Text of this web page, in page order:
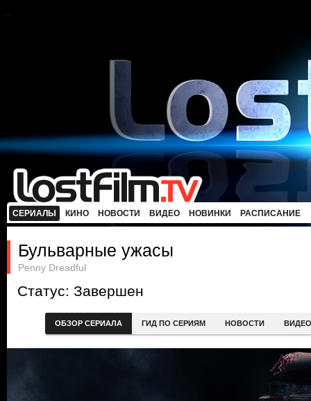
СЕРИАЛЫ КИНО НОВОСТИ ВИДЕО НОВИНКИ РАСПИСАНИЕ
Бульварные ужасы
Penny Dreadful
Статус: Завершен
ОБЗОР СЕРИАЛА ГИД ПО СЕРИЯМ НОВОСТИ ВИДЕО